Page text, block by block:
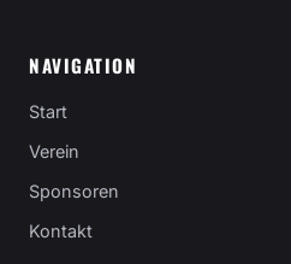
NAVIGATION
Start
Verein
Sponsoren
Kontakt